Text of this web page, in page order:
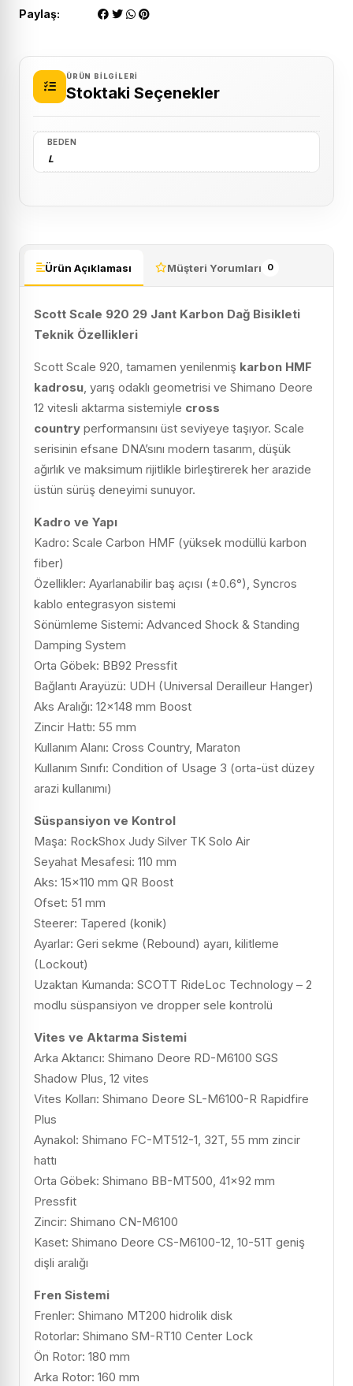
Paylaş:
ÜRÜN BILGILERI
Stoktaki Seçenekler
BEDEN
L
Ürün Açıklaması Müşteri Yorumları 0
Scott Scale 920 29 Jant Karbon Dağ Bisikleti
Teknik Özellikleri
Scott Scale 920, tamamen yenilenmiş karbon HMF
kadrosu , yarış odaklı geometrisi ve Shimano Deore
12 vitesli aktarma sistemiyle cross
country performansını üst seviyeye taşıyor. Scale
serisinin efsane DNA’sını modern tasarım, düşük
ağırlık ve maksimum rijitlikle birleştirerek her arazide
üstün sürüş deneyimi sunuyor.
Kadro ve Yapı
Kadro: Scale Carbon HMF (yüksek modüllü karbon
fiber)
Özellikler: Ayarlanabilir baş açısı (±0.6°), Syncros
kablo entegrasyon sistemi
Sönümleme Sistemi: Advanced Shock & Standing
Damping System
Orta Göbek: BB92 Pressfit
Bağlantı Arayüzü: UDH (Universal Derailleur Hanger)
Aks Aralığı: 12×148 mm Boost
Zincir Hattı: 55 mm
Kullanım Alanı: Cross Country, Maraton
Kullanım Sınıfı: Condition of Usage 3 (orta-üst düzey
arazi kullanımı)
Süspansiyon ve Kontrol
Maşa: RockShox Judy Silver TK Solo Air
Seyahat Mesafesi: 110 mm
Aks: 15×110 mm QR Boost
Ofset: 51 mm
Steerer: Tapered (konik)
Ayarlar: Geri sekme (Rebound) ayarı, kilitleme
(Lockout)
Uzaktan Kumanda: SCOTT RideLoc Technology – 2
modlu süspansiyon ve dropper sele kontrolü
Vites ve Aktarma Sistemi
Arka Aktarıcı: Shimano Deore RD-M6100 SGS
Shadow Plus, 12 vites
Vites Kolları: Shimano Deore SL-M6100-R Rapidfire
Plus
Aynakol: Shimano FC-MT512-1, 32T, 55 mm zincir
hattı
Orta Göbek: Shimano BB-MT500, 41×92 mm
Pressfit
Zincir: Shimano CN-M6100
Kaset: Shimano Deore CS-M6100-12, 10-51T geniş
dişli aralığı
Fren Sistemi
Frenler: Shimano MT200 hidrolik disk
Rotorlar: Shimano SM-RT10 Center Lock
Ön Rotor: 180 mm
Arka Rotor: 160 mm